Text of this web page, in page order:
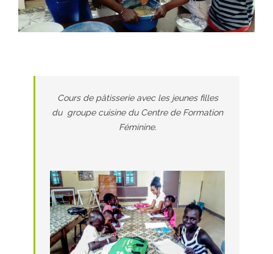
Cours de pâtisserie avec les jeunes filles
du groupe cuisine du Centre de Formation
Féminine.